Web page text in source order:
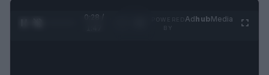
0:28 /
AdhubMedia